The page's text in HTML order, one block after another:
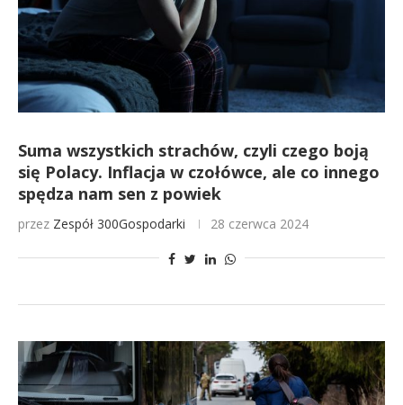
Suma wszystkich strachów, czyli czego boją
się Polacy. Inflacja w czołówce, ale co innego
spędza nam sen z powiek
przez Zespół 300Gospodarki 28 czerwca 2024